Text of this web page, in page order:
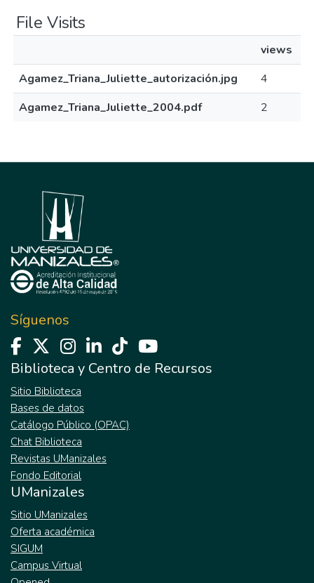
File Visits
views
Agamez_Triana_Juliette_autorización.jpg
4
Agamez_Triana_Juliette_2004.pdf
2
Síguenos
Biblioteca y Centro de Recursos
Sitio Biblioteca
Bases de datos
Catálogo Público (OPAC)
Chat Biblioteca
Revistas UManizales
Fondo Editorial
UManizales
Sitio UManizales
Oferta académica
SIGUM
Campus Virtual